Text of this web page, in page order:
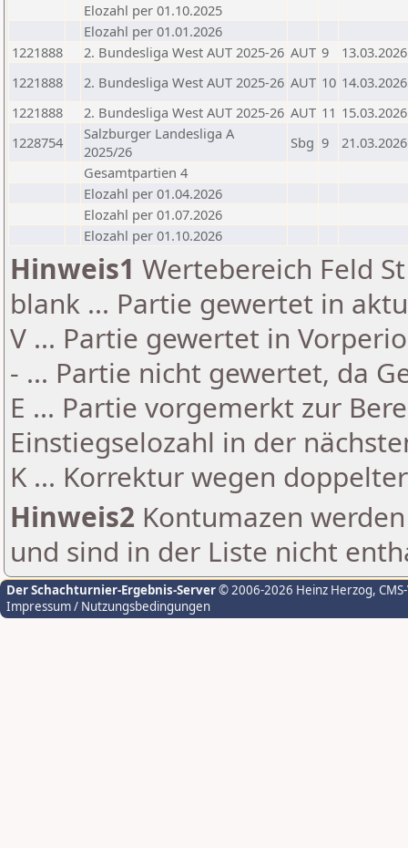
Elozahl per 01.10.2025
Elozahl per 01.01.2026
1221888
2. Bundesliga West AUT 2025-26 AUT 9
13.03.2026
1221888
2. Bundesliga West AUT 2025-26 AUT 10 14.03.2026
1221888
2. Bundesliga West AUT 2025-26 AUT 11 15.03.2026
1228754
Salzburger Landesliga A
2025/26
Sbg 9
21.03.2026
Gesamtpartien 4
Elozahl per 01.04.2026
Elozahl per 01.07.2026
Elozahl per 01.10.2026
Hinweis1 Wertebereich Feld
blank ... Partie gewertet in
V ... Partie gewertet in
- ... Partie nicht gewertet, da
E ... Partie vorgemerkt zur
Einstiegselozahl in der
K ... Korrektur wegen
Hinweis2 Kontumazen
und sind in der Liste nicht
Der Schachturnier-Ergebnis-Server© 2006-2026 Heinz Herzog,
Impressum / Nutzungsbedingungen